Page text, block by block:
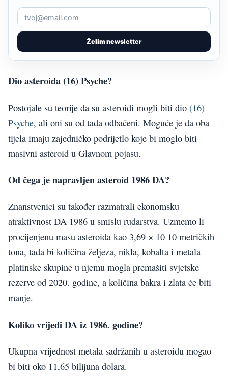
Želim newsletter
Dio asteroida (16) Psyche?
Postojale su teorije da su asteroidi mogli biti dio (16)
Psyche, ali oni su od tada odbačeni. Moguće je da oba
tijela imaju zajedničko podrijetlo koje bi moglo biti
masivni asteroid u Glavnom pojasu.
Od čega je napravljen asteroid 1986 DA?
Znanstvenici su također razmatrali ekonomsku
atraktivnost DA 1986 u smislu rudarstva. Uzmemo li
procijenjenu masu asteroida kao 3,69 × 10 10 metričkih
tona, tada bi količina željeza, nikla, kobalta i metala
platinske skupine u njemu mogla premašiti svjetske
rezerve od 2020. godine, a količina bakra i zlata će biti
manje.
Koliko vrijedi DA iz 1986. godine?
Ukupna vrijednost metala sadržanih u asteroidu mogao
bi biti oko 11,65 bilijuna dolara.